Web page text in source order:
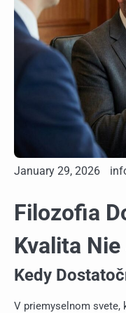
January 29, 2026
Filozofia
Kvalita
Kedy
V priemyselnom svete,